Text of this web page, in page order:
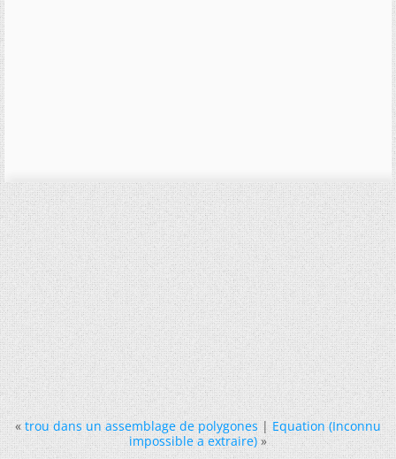
« trou dans un assemblage de polygones|Equation (Inconnu
impossible a extraire) »